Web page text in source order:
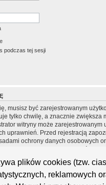
plików cookies (tzw.
reklamowych
podczas tej sesji
musisz być zarejestrowanym
tylko chwilę, a znacznie zwiększa
witryny może zarejestrowanym
uprawnień. Przed rejestracją
ochrony danych osobowych
pytania (FAQ), gdzie jest
funkcjonowania witryny.
ochrony danych osobowych